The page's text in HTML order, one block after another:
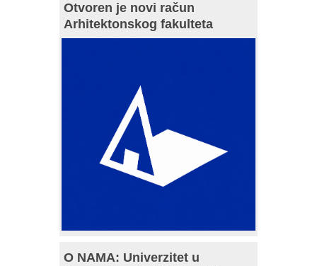
Otvoren je novi račun
Arhitektonskog fakulteta
O NAMA: Univerzitet u